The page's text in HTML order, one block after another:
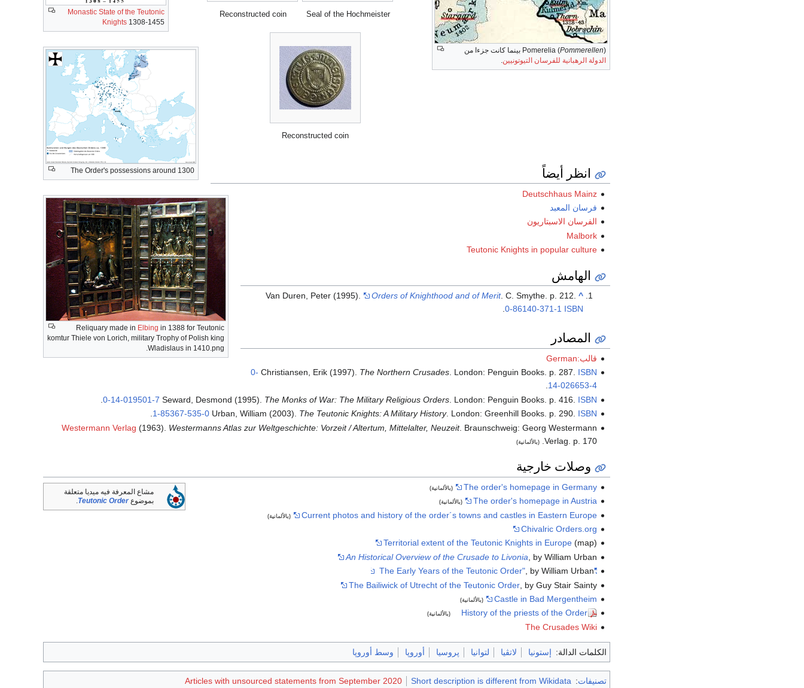
Pomerelia (Pommerellen) بينما كانت جزءا من
الدولة الرهبانية للفرسان التيوتونيين.
Monastic State of the Teutonic
Knights 1308-1455
The Order's possessions around 1300
Reliquary made in Elbing in 1388 for Teutonic
komtur Thiele von Lorich, military Trophy of Polish king
Wladislaus in 1410.png.
Seal of the Hochmeister
Reconstructed coin
Reconstructed coin
انظر أيضاً
Deutschhaus Mainz
فرسان المعبد
الفرسان الاسبتاريون
Malbork
Teutonic Knights in popular culture
الهامش
^
Van Duren, Peter (1995). Orders of Knighthood and of Merit. C. Smythe. p. 212.
ISBN
0-86140-371-1
.
المصادر
قالب:German
Christiansen, Erik (1997). The Northern Crusades. London: Penguin Books. p. 287. ISBN
0-
14-026653-4
.
Seward, Desmond (1995). The Monks of War: The Military Religious Orders. London: Penguin Books. p. 416. ISBN
0-14-019501-7
Urban, William (2003). The Teutonic Knights: A Military History. London: Greenhill Books. p. 290. ISBN
1-85367-535-0
.
Westermann Verlag (1963). Westermanns Atlas zur Weltgeschichte: Vorzeit / Altertum, Mittelalter, Neuzeit. Braunschweig: Georg Westermann
Verlag. p. 170.
(بالألمانية)
وصلات خارجية
مشاع المعرفة فيه ميديا متعلقة
بموضوعTeutonic Order
.
The order's homepage in Germany (بالألمانية)
The order's homepage in Austria (بالألمانية)
Current photos and history of the order´s towns and castles in Eastern Europe (بالألمانية)
Chivalric Orders.org
Territorial extent of the Teutonic Knights in Europe(map)
An Historical Overview of the Crusade to Livonia , by William Urban
"The Early Years of the Teutonic Order"
, by William Urban
The Bailiwick of Utrecht of the Teutonic Order, by Guy Stair Sainty
Castle in Bad Mergentheim
(بالألمانية)
History of the priests of the Order (بالألمانية)
The Crusades Wiki
الكلمات الدالة: إستونيا لاتڤيا لتوانيا پروسيا أوروپا وسط أوروپا
تصنيفات:
Short description is different from Wikidata
Articles with unsourced statements from September 2020